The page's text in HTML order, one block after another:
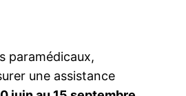
paramédicaux,
une assistance